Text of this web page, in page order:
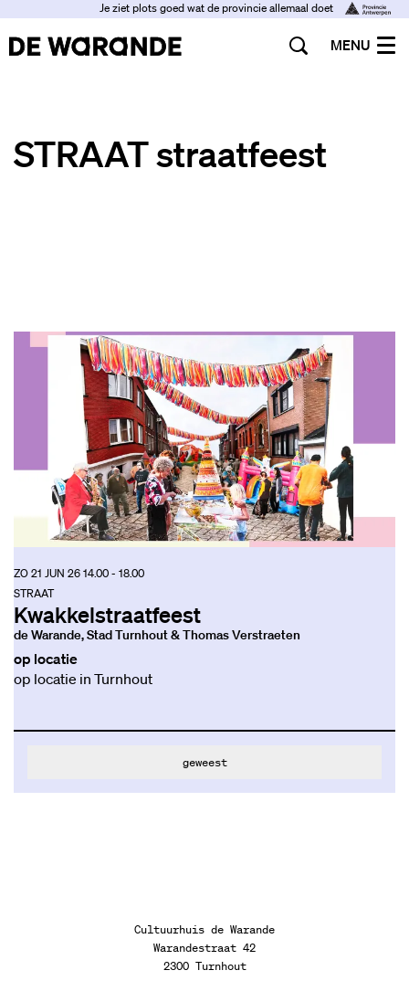
Je ziet plots goed wat de provincie allemaal doet
MENU
STRAAT straatfeest
Kwakkelstraatfeest
de Warande, Stad Turnhout & Thomas Verstraeten
STRAAT
ZO 21 JUN 2614.00 - 18.00
op locatie
op locatie in Turnhout
geweest
Cultuurhuis de Warande
Warandestraat 42
2300 Turnhout